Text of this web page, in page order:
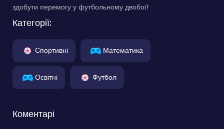
здобути перемогу у футбольному двобої!
Категорії:
Спортивні Математика
Освітні Футбол
Коментарі